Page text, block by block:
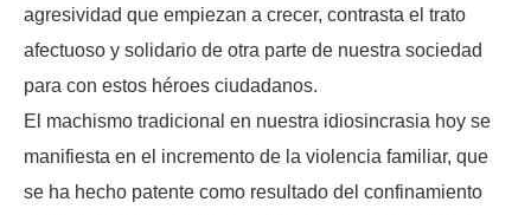
agresividad que empiezan a crecer, contrasta el trato
afectuoso y solidario de otra parte de nuestra sociedad
para con estos héroes ciudadanos.
El machismo tradicional en nuestra idiosincrasia hoy se
manifiesta en el incremento de la violencia familiar, que
se ha hecho patente como resultado del confinamiento